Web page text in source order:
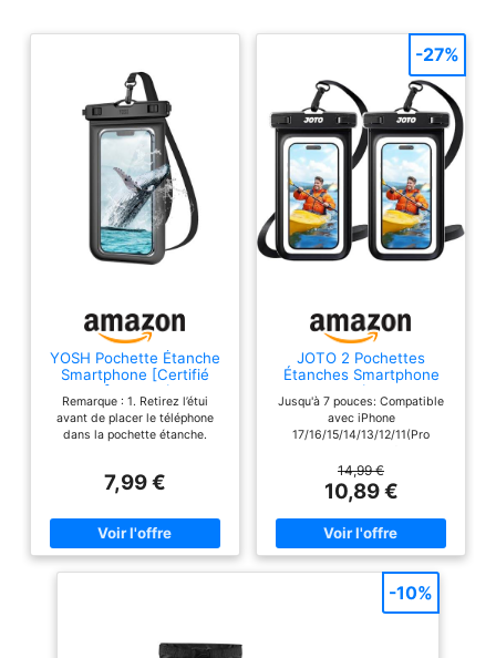
YOSH Pochette Étanche
Smartphone [Certifié
IPX8], Jusqu'à 7,0
Pouces, Noir
Remarque : 1. Retirez l’étui
avant de placer le téléphone
dans la pochette étanche.
3. Testez l’étanchéité avant
due aux différences de
température est normale
Certifié IPX8 : Nouveau clip de
votre téléphone sous l'eau
7,99 €
JOTO 2 Pochettes
Étanches Smartphone
IPX8 jusqu'à 7 Pouces
Jusqu'à 7 pouces: Compatible
avec iPhone
17/16/15/14/13/12/11(Pro
Max, XR, X, 8, 8 Plus, 7, 7 Plus,
SE ; Redmi NOTE 13/13 Pro, 12,
13C, A3; GalaxyA15, A14, A05s,
A35, A25, A54, A34, A55, A14;
Pixel smartphone ou d’autres
modèles jusqu’à 7 pouces
Certifiée par IPX8, 100%
Waterproof (30 mètres de
profondeur) ; Fermeture clip
14,99 €
10,89 €
-27%
-10%